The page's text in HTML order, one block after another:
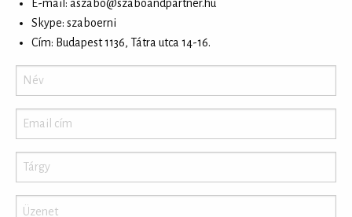
E-mail: aszabo@szaboandpartner.hu
Skype: szaboerni
Cím: Budapest 1136, Tátra utca 14-16.